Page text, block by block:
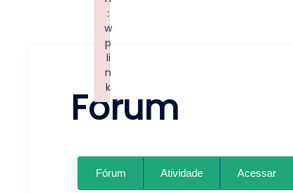
Forum
Fórum Atividade Acessar
:
w
p
li
n
k
Failed to initialize plugin: wplink